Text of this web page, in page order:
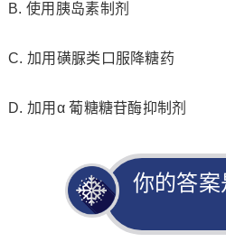
B. 使用胰岛素制剂
C. 加用磺脲类口服降糖药
D. 加用α 葡糖糖苷酶抑制剂
你的答案